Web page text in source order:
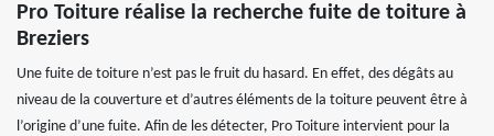
Pro Toiture réalise la recherche fuite de toiture à
Breziers
Une fuite de toiture n’est pas le fruit du hasard. En effet, des dégâts au
niveau de la couverture et d’autres éléments de la toiture peuvent être à
l’origine d’une fuite. Afin de les détecter, Pro Toiture intervient pour la